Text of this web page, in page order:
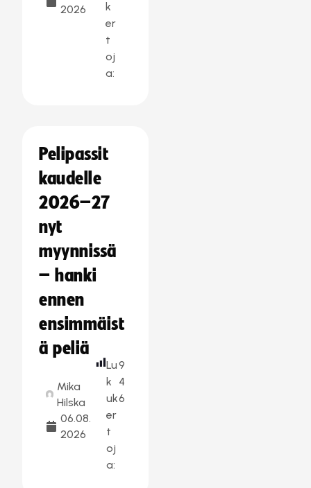
2026
k
er
t
oj
a:
Pelipassit
kaudelle
2026–27
nyt
myynnissä
– hanki
ennen
ensimmäist
ä peliä
Mika
Hilska
06.08.
2026
Lu
k
uk
er
t
oj
a:
9
4
6